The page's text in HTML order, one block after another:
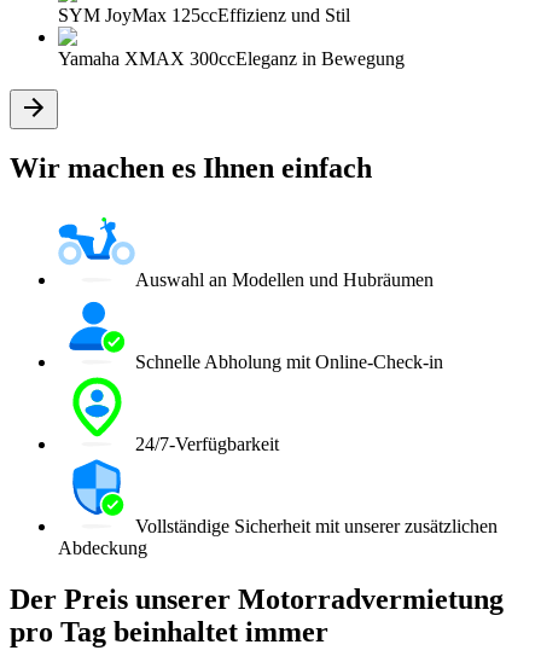
SYM JoyMax 125ccEffizienz und Stil
Yamaha XMAX 300ccEleganz in Bewegung
Wir machen es Ihnen einfach
Auswahl an Modellen und Hubräumen
Schnelle Abholung mit Online-Check-in
24/7-Verfügbarkeit
Vollständige Sicherheit mit unserer zusätzlichen
Abdeckung
Der Preis unserer Motorradvermietung
pro Tag beinhaltet immer